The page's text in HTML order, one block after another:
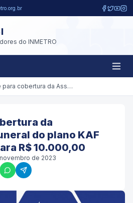
do INMETRO
Limite para cobertura da Assistência Funeral do plano KAF foi ampliado para R$ 10.000,00
da
do plano KAF
R$ 10.000,00
de 2023